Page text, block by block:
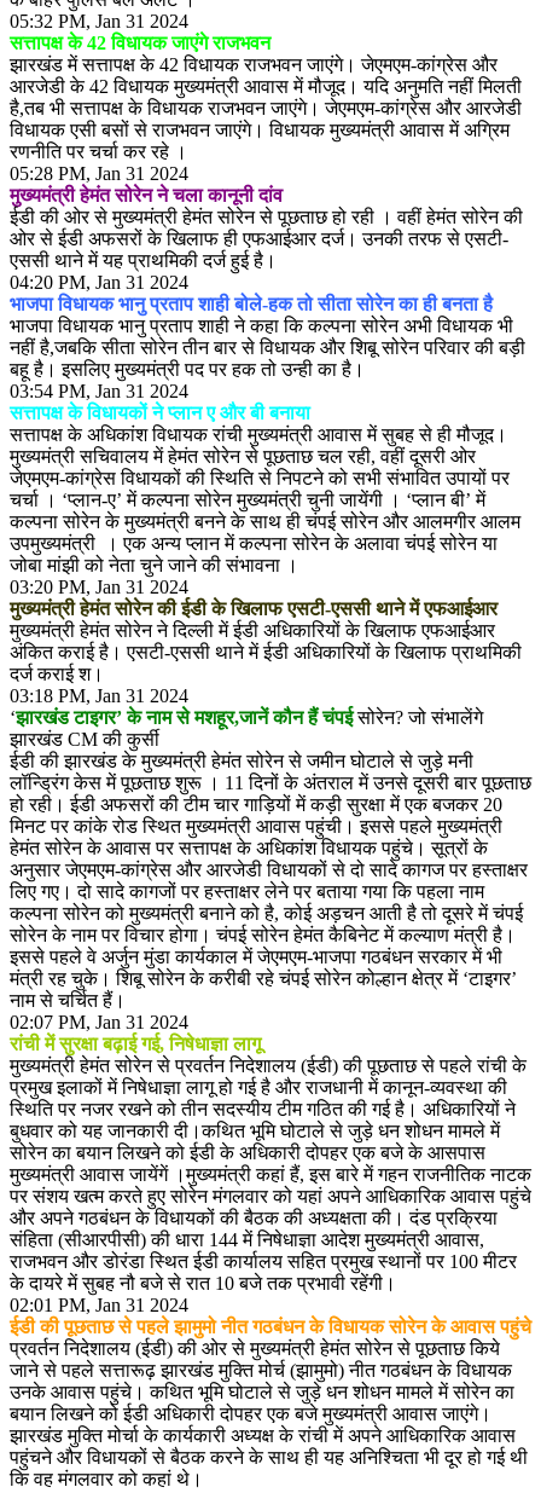
05:32 PM, Jan 31 2024
सत्तापक्ष के 42 विधायक जाएंगे राजभवन
झारखंड में सत्तापक्ष के 42 विधायक राजभवन जाएंगे। जेएमएम-कांग्रेस और
आरजेडी के 42 विधायक मुख्यमंत्री आवास में मौजूद। यदि अनुमति नहीं मिलती
है,तब भी सत्तापक्ष के विधायक राजभवन जाएंगे। जेएमएम-कांग्रेस और आरजेडी
विधायक एसी बसों से राजभवन जाएंगे। विधायक मुख्यमंत्री आवास में अग्रिम
रणनीति पर चर्चा कर रहे ।
05:28 PM, Jan 31 2024
मुख्यमंत्री हेमंत सोरेन ने चला कानूनी दांव
ईडी की ओर से मुख्यमंत्री हेमंत सोरेन से पूछताछ हो रही । वहीं हेमंत सोरेन की
ओर से ईडी अफसरों के खिलाफ ही एफआईआर दर्ज। उनकी तरफ से एसटी-
एससी थाने में यह प्राथमिकी दर्ज हुई है।
04:20 PM, Jan 31 2024
भाजपा विधायक भानु प्रताप शाही बोले-हक तो सीता सोरेन का ही बनता है
भाजपा विधायक भानु प्रताप शाही ने कहा कि कल्पना सोरेन अभी विधायक भी
नहीं है,जबकि सीता सोरेन तीन बार से विधायक और शिबू सोरेन परिवार की बड़ी
बहू है। इसलिए मुख्यमंत्री पद पर हक तो उन्ही का है।
03:54 PM, Jan 31 2024
सत्तापक्ष के विधायकों ने प्लान ए और बी बनाया
सत्तापक्ष के अधिकांश विधायक रांची मुख्यमंत्री आवास में सुबह से ही मौजूद।
मुख्यमंत्री सचिवालय में हेमंत सोरेन से पूछताछ चल रही, वहीं दूसरी ओर
जेएमएम-कांग्रेस विधायकों की स्थिति से निपटने को सभी संभावित उपायों पर
चर्चा । ‘प्लान-ए’ में कल्पना सोरेन मुख्यमंत्री चुनी जायेंगी । ‘प्लान बी’ में
कल्पना सोरेन के मुख्यमंत्री बनने के साथ ही चंपई सोरेन और आलमगीर आलम
उपमुख्यमंत्री । एक अन्य प्लान में कल्पना सोरेन के अलावा चंपई सोरेन या
जोबा मांझी को नेता चुने जाने की संभावना ।
03:20 PM, Jan 31 2024
मुख्यमंत्री हेमंत सोरेन की ईडी के खिलाफ एसटी-एससी थाने में एफआईआर
मुख्यमंत्री हेमंत सोरेन ने दिल्ली में ईडी अधिकारियों के खिलाफ एफआईआर
अंकित कराई है। एसटी-एससी थाने में ईडी अधिकारियों के खिलाफ प्राथमिकी
दर्ज कराई श।
03:18 PM, Jan 31 2024
‘झारखंड टाइगर’ के नाम से मशहूर,जानें कौन हैं चंपईसोरेन? जो संभालेंगे
झारखंड CM की कुर्सी
ईडी की झारखंड के मुख्यमंत्री हेमंत सोरेन से जमीन घोटाले से जुड़े मनी
लॉन्ड्रिंग केस में पूछताछ शुरू । 11 दिनों के अंतराल में उनसे दूसरी बार पूछताछ
हो रही। ईडी अफसरों की टीम चार गाड़ियों में कड़ी सुरक्षा में एक बजकर 20
मिनट पर कांके रोड स्थित मुख्यमंत्री आवास पहुंची। इससे पहले मुख्यमंत्री
हेमंत सोरेन के आवास पर सत्तापक्ष के अधिकांश विधायक पहुंचे। सूत्रों के
अनुसार जेएमएम-कांग्रेस और आरजेडी विधायकों से दो सादे कागज पर हस्ताक्षर
लिए गए। दो सादे कागजों पर हस्ताक्षर लेने पर बताया गया कि पहला नाम
कल्पना सोरेन को मुख्यमंत्री बनाने को है, कोई अड़चन आती है तो दूसरे में चंपई
सोरेन के नाम पर विचार होगा। चंपई सोरेन हेमंत कैबिनेट में कल्याण मंत्री है।
इससे पहले वे अर्जुन मुंडा कार्यकाल में जेएमएम-भाजपा गठबंधन सरकार में भी
मंत्री रह चुके। शिबू सोरेन के करीबी रहे चंपई सोरेन कोल्हान क्षेत्र में ‘टाइगर’
नाम से चर्चित हैं।
02:07 PM, Jan 31 2024
रांची में सुरक्षा बढ़ाई गई, निषेधाज्ञा लागू
मुख्यमंत्री हेमंत सोरेन से प्रवर्तन निदेशालय (ईडी) की पूछताछ से पहले रांची के
प्रमुख इलाकों में निषेधाज्ञा लागू हो गई है और राजधानी में कानून-व्यवस्था की
स्थिति पर नजर रखने को तीन सदस्यीय टीम गठित की गई है। अधिकारियों ने
बुधवार को यह जानकारी दी।कथित भूमि घोटाले से जुड़े धन शोधन मामले में
सोरेन का बयान लिखने को ईडी के अधिकारी दोपहर एक बजे के आसपास
मुख्यमंत्री आवास जायेंगें ।मुख्यमंत्री कहां हैं, इस बारे में गहन राजनीतिक नाटक
पर संशय खत्म करते हुए सोरेन मंगलवार को यहां अपने आधिकारिक आवास पहुंचे
और अपने गठबंधन के विधायकों की बैठक की अध्यक्षता की। दंड प्रक्रिया
संहिता (सीआरपीसी) की धारा 144 में निषेधाज्ञा आदेश मुख्यमंत्री आवास,
राजभवन और डोरंडा स्थित ईडी कार्यालय सहित प्रमुख स्थानों पर 100 मीटर
के दायरे में सुबह नौ बजे से रात 10 बजे तक प्रभावी रहेंगी।
02:01 PM, Jan 31 2024
ईडी की पूछताछ से पहले झामुमो नीत गठबंधन के विधायक सोरेन के आवास पहुंचे
प्रवर्तन निदेशालय (ईडी) की ओर से मुख्यमंत्री हेमंत सोरेन से पूछताछ किये
जाने से पहले सत्तारूढ़ झारखंड मुक्ति मोर्च (झामुमो) नीत गठबंधन के विधायक
उनके आवास पहुंचे। कथित भूमि घोटाले से जुड़े धन शोधन मामले में सोरेन का
बयान लिखने को ईडी अधिकारी दोपहर एक बजे मुख्यमंत्री आवास जाएंगे।
झारखंड मुक्ति मोर्चा के कार्यकारी अध्यक्ष के रांची में अपने आधिकारिक आवास
पहुंचने और विधायकों से बैठक करने के साथ ही यह अनिश्चिता भी दूर हो गई थी
कि वह मंगलवार को कहां थे।